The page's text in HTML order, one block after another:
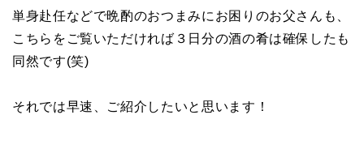
単身赴任などで晩酌のおつまみにお困りのお父さんも、
こちらをご覧いただければ３日分の酒の肴は確保したも
同然です(笑)
それでは早速、ご紹介したいと思います！